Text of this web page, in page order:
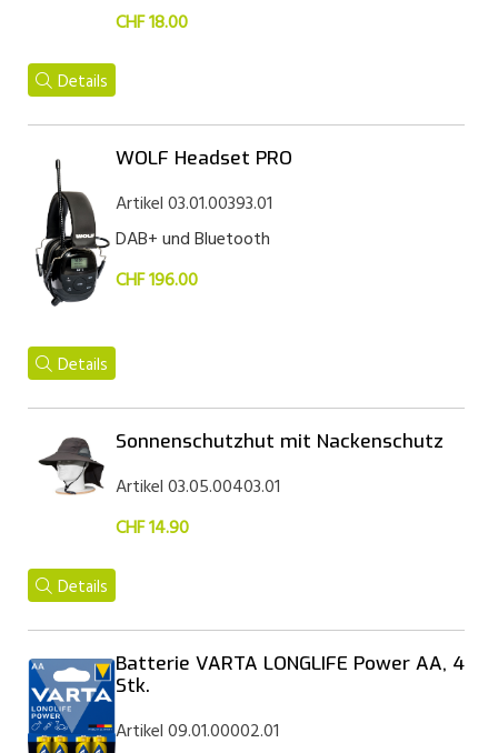
CHF 18.00
Details
WOLF Headset PRO
Artikel 03.01.00393.01
DAB+ und Bluetooth
CHF 196.00
Details
Sonnenschutzhut mit Nackenschutz
Artikel 03.05.00403.01
CHF 14.90
Details
Batterie VARTA LONGLIFE Power AA, 4
Stk.
Artikel 09.01.00002.01